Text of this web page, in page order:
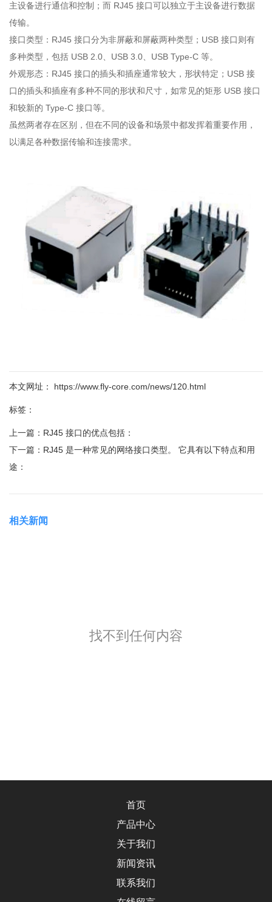
主设备进行通信和控制；而 RJ45 接口可以独立于主设备进行数据
传输。
接口类型：RJ45 接口分为非屏蔽和屏蔽两种类型；USB 接口则有
多种类型，包括 USB 2.0、USB 3.0、USB Type-C 等。
外观形态：RJ45 接口的插头和插座通常较大，形状特定；USB 接
口的插头和插座有多种不同的形状和尺寸，如常见的矩形 USB 接口
和较新的 Type-C 接口等。
虽然两者存在区别，但在不同的设备和场景中都发挥着重要作用，
以满足各种数据传输和连接需求。
本文网址： https://www.fly-core.com/news/120.html
标签：
上一篇： RJ45 接口的优点包括：
下一篇： RJ45 是一种常见的网络接口类型。 它具有以下特点和用
途：
相关新闻
找不到任何内容
首页
产品中心
关于我们
新闻资讯
联系我们